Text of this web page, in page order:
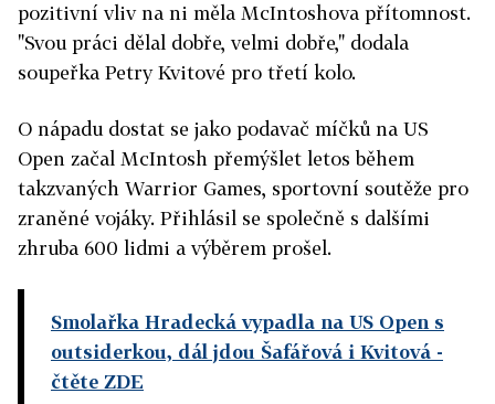
pozitivní vliv na ni měla McIntoshova přítomnost.
"Svou práci dělal dobře, velmi dobře," dodala
soupeřka Petry Kvitové pro třetí kolo.
O nápadu dostat se jako podavač míčků na US
Open začal McIntosh přemýšlet letos během
takzvaných Warrior Games, sportovní soutěže pro
zraněné vojáky. Přihlásil se společně s dalšími
zhruba 600 lidmi a výběrem prošel.
Smolařka Hradecká vypadla na US Open s
outsiderkou, dál jdou Šafářová i Kvitová -
čtěte ZDE